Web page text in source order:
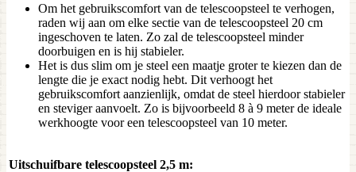
Om het gebruikscomfort van de telescoopsteel te verhogen,
raden wij aan om elke sectie van de telescoopsteel 20 cm
ingeschoven te laten. Zo zal de telescoopsteel minder
doorbuigen en is hij stabieler.
Het is dus slim om je steel een maatje groter te kiezen dan de
lengte die je exact nodig hebt. Dit verhoogt het
gebruikscomfort aanzienlijk, omdat de steel hierdoor stabieler
en steviger aanvoelt. Zo is bijvoorbeeld 8 à 9 meter de ideale
werkhoogte voor een telescoopsteel van 10 meter.
Uitschuifbare telescoopsteel 2,5 m: